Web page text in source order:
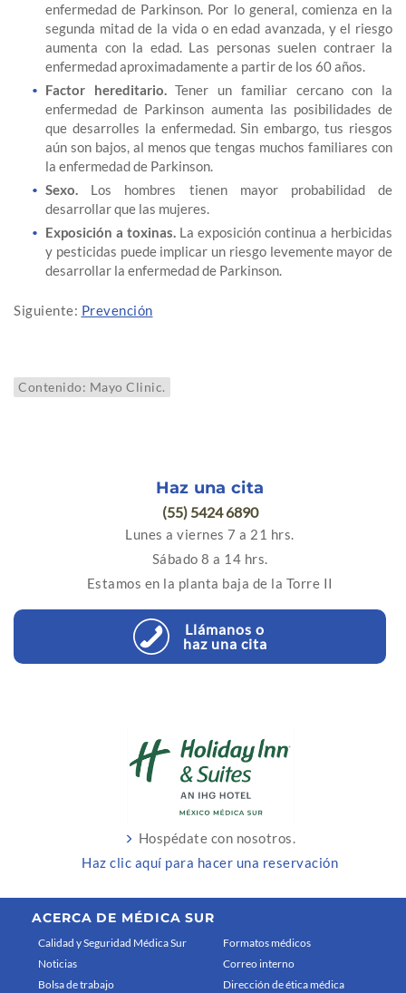
enfermedad de Parkinson. Por lo general, comienza en la
segunda mitad de la vida o en edad avanzada, y el riesgo
aumenta con la edad. Las personas suelen contraer la
enfermedad aproximadamente a partir de los 60 años.
Factor hereditario.Tener un familiar cercano con la
enfermedad de Parkinson aumenta las posibilidades de
que desarrolles la enfermedad. Sin embargo, tus riesgos
aún son bajos, al menos que tengas muchos familiares con
la enfermedad de Parkinson.
Sexo. Los hombres tienen mayor probabilidad de
desarrollar que las mujeres.
Exposición a toxinas. La exposición continua a herbicidas
y pesticidas puede implicar un riesgo levemente mayor de
desarrollar la enfermedad de Parkinson.
Siguiente: Prevención
Contenido: Mayo Clinic.
Haz una cita
(55) 5424 6890
Lunes a viernes 7 a 21 hrs.
Sábado 8 a 14 hrs.
Estamos en la planta baja de la Torre II
Llámanos o
haz una cita
Hospédate con nosotros.
Haz clic aquí para hacer una reservación
ACERCA DE MÉDICA SUR
Calidad y Seguridad Médica Sur
Noticias
Bolsa de trabajo
Formatos médicos
Correo interno
Dirección de ética médica